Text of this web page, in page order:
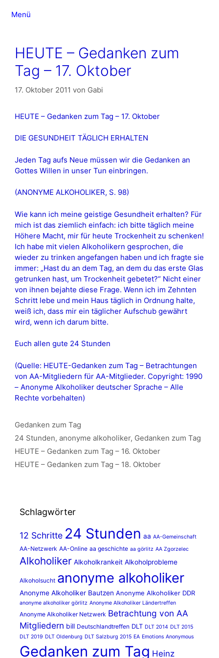
InhaltMenü
HEUTE – Gedanken zum
Tag – 17. Oktober
17. Oktober 2011 von Gabi
HEUTE – Gedanken zum Tag – 17. Oktober
DIE GESUNDHEIT TÄGLICH ERHALTEN
Jeden Tag aufs Neue müssen wir die Gedanken an
Gottes Willen in unser Tun einbringen.
(ANONYME ALKOHOLIKER, S. 98)
Wie kann ich meine geistige Gesundheit erhalten? Für
mich ist das ziemlich einfach: ich bitte täglich meine
Höhere Macht, mir für heute Trockenheit zu schenken!
Ich habe mit vielen Alkoholikern gesprochen, die
wieder zu trinken angefangen haben und ich fragte sie
immer: „Hast du an dem Tag, an dem du das erste Glas
getrunken hast, um Trockenheit gebetet?“ Nicht einer
von ihnen bejahte diese Frage. Wenn ich im Zehnten
Schritt lebe und mein Haus täglich in Ordnung halte,
weiß ich, dass mir ein täglicher Aufschub gewährt
wird, wenn ich darum bitte.
Euch allen gute 24 Stunden
(Quelle: HEUTE-Gedanken zum Tag – Betrachtungen
von AA-Mitgliedern für AA-Mitglieder. Copyright: 1990
– Anonyme Alkoholiker deutscher Sprache – Alle
Rechte vorbehalten)
Kategorien
Gedanken zum Tag
Schlagwörter
24 Stunden, anonyme alkoholiker, Gedanken zum Tag
HEUTE – Gedanken zum Tag – 16. Oktober
HEUTE – Gedanken zum Tag – 18. Oktober
Schlagwörter
12 Schritte 24 Stunden aa AA-Gemeinschaft
AA-Netzwerk AA-Online aa geschichte aa görlitz AA Zgorzelec
Alkoholiker Alkoholkrankeit Alkoholprobleme
Alkoholsucht anonyme alkoholiker
Anonyme Alkoholiker Bautzen Anonyme Alkoholiker DDR
anonyme alkoholiker görlitz Anonyme Alkoholiker Ländertreffen
Anonyme Alkoholiker Netzwerk Betrachtung von AA
Mitgliedern bill Deutschlandtreffen DLT DLT 2014 DLT 2015
DLT 2019 DLT Oldenburg DLT Salzburg 2015 EA Emotions Anonymous
Gedanken zum Tag Heinz